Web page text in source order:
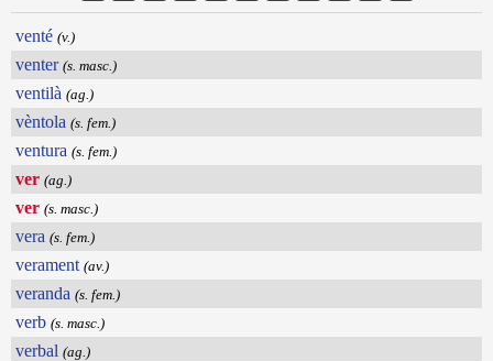
venté (v.)
venter (s. masc.)
ventilà (ag.)
vèntola (s. fem.)
ventura (s. fem.)
ver (ag.)
ver (s. masc.)
vera (s. fem.)
verament (av.)
veranda (s. fem.)
verb (s. masc.)
verbal (ag.)